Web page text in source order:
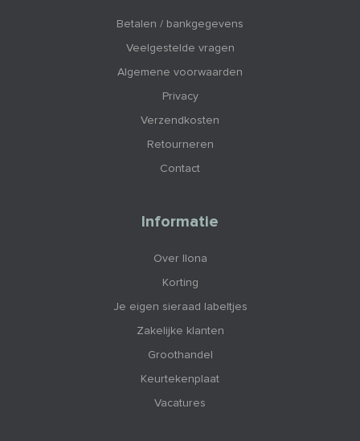
Betalen / bankgegevens
Veelgestelde vragen
Algemene voorwaarden
Privacy
Verzendkosten
Retourneren
Contact
Informatie
Over Ilona
Korting
Je eigen sieraad labeltjes
Zakelijke klanten
Groothandel
Keurtekenplaat
Vacatures